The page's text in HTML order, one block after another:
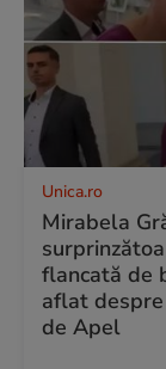
Unica.ro
Mirabela
flancată de
aflat
de Apel